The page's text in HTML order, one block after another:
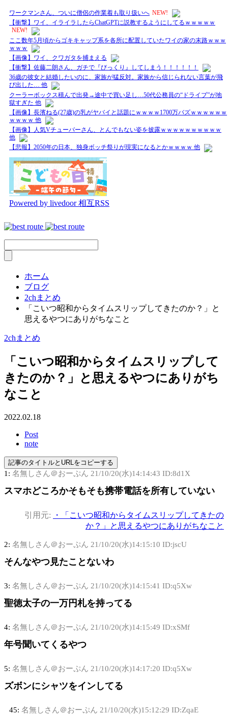
ワークマンさん、ついに僧侶の作業着も取り扱いへ NEW!
【衝撃】ワイ、イライラしたらChatGPTに説教するようにしてるｗｗｗｗｗ
NEW!
ここ数年5月頃からゴキキャップ系を各所に配置していたワイの家の末路ｗｗｗ
ｗｗｗ
【画像】ワイ、クワガタを捕まえる
【衝撃】佐藤二朗さん、ガチで『びっくり』してしまう！！！！！！
36歳の彼女と結婚したいのに、家族が猛反対。家族から信じられない言葉が飛
び出した… 他
クーラーボックス積んで出発→途中で買い足し…50代公務員の“ドライブ”が地
獄すぎた 他
【画像】長濱ねる(27歳)の乳がヤバイと話題にｗｗｗｗ1700万バズｗｗｗｗｗｗ
ｗｗｗｗ 他
【画像】人気Vチューバーさん、とんでもない姿を披露ｗｗｗｗｗｗｗｗｗｗ
他
【悲報】2050年の日本、独身ボッチ祭りが現実になるとかｗｗｗｗ 他
Powered by livedoor 相互RSS
ホーム
ブログ
2chまとめ
「こいつ昭和からタイムスリップしてきたのか？」と
思えるやつにありがちなこと
2chまとめ
「こいつ昭和からタイムスリップして
きたのか？」と思えるやつにありがち
なこと
2022.02.18
Post
note
記事のタイトルとURLをコピーする
1: 名無しさん＠おーぷん 21/10/20(水)14:14:43 ID:8d1X
スマホどころかそもそも携帯電話を所有していない
引用元:
・「こいつ昭和からタイムスリップしてきたの
か？」と思えるやつにありがちなこと
2: 名無しさん＠おーぷん 21/10/20(水)14:15:10 ID:jscU
そんなやつ見たことないわ
3: 名無しさん＠おーぷん 21/10/20(水)14:15:41 ID:q5Xw
聖徳太子の一万円札を持ってる
4: 名無しさん＠おーぷん 21/10/20(水)14:15:49 ID:xSMf
年号聞いてくるやつ
5: 名無しさん＠おーぷん 21/10/20(水)14:17:20 ID:q5Xw
ズボンにシャツをインしてる
45: 名無しさん＠おーぷん 21/10/20(水)15:12:29 ID:ZqaE